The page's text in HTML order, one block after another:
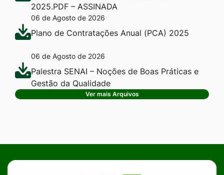
2025.PDF – ASSINADA
06 de Agosto de 2026
Plano de Contratações Anual (PCA) 2025
06 de Agosto de 2026
Palestra SENAI – Noções de Boas Práticas e
Gestão da Qualidade
Ver mais Arquivos